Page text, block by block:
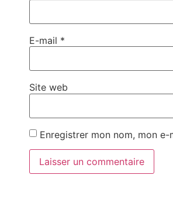
E-mail *
Site web
Enregistrer mon nom, mon